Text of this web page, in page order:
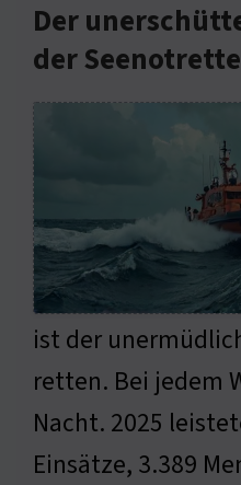
Der
der
ist der
retten. Bei jedem
Nacht. 2025
Einsätze, 3.389